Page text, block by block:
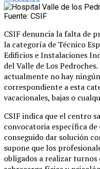
Fuente: CSIF
CSIF denuncia la falta de
la categoría de Técnico
Edificios e Instalaciones
del Valle de Los
actualmente no hay
correspondiente a esta
vacacionales, bajas o
CSIF indica que el centro
convocatoria específica
conseguido dar solución
supone que los
obligados a realizar